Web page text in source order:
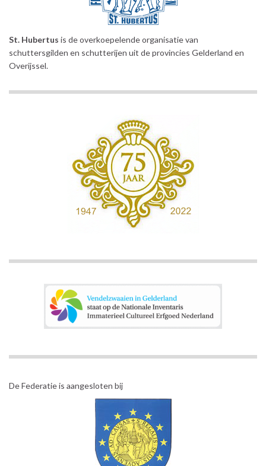
St. Hubertus is de overkoepelende organisatie van
schuttersgilden en schutterijen uit de provincies Gelderland en
Overijssel.
De Federatie is aangesloten bij